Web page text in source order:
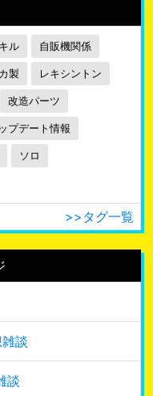
ル 自販機関係
製 レキシントン
改造パーツ
プデート情報
ソロ
>>タグ一覧
談
談